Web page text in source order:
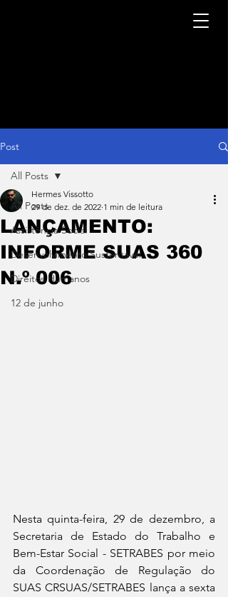
Post
All Posts
Assistência Social
Desenvolvimento Sustentável
Direitos Humanos
12 de junho
All Posts
LANÇAMENTO:
INFORME SUAS 360
N.º 006
Hermes Vissotto
29 de dez. de 2022 1 min de leitura
Nesta quinta-feira, 29 de dezembro, a
Secretaria de Estado do Trabalho e
Bem-Estar Social - SETRABES por meio
da Coordenação de Regulação do
SUAS CRSUAS/SETRABES lança a sexta